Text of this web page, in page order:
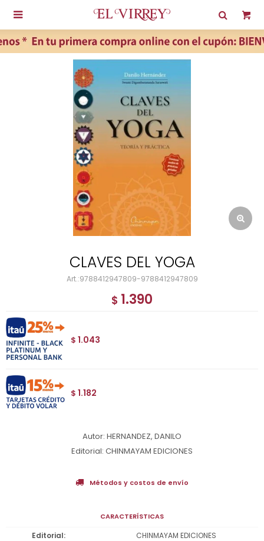

CLAVES DEL YOGA
9788412947809-9788412947809
$ 1.390
$ 1.043
$ 1.182
Autor: HERNANDEZ, DANILO
Editorial: CHINMAYAM EDICIONES
Métodos y costos de envío
CARACTERÍSTICAS
Editorial
CHINMAYAM EDICIONES